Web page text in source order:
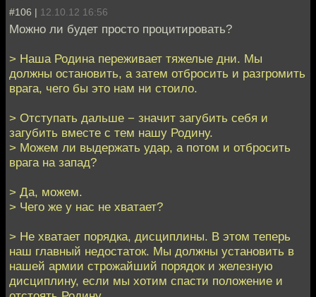
#106 | 12.10.12 16:56
Можно ли будет просто процитировать?
> Наша Родина переживает тяжелые дни. Мы
должны остановить, а затем отбросить и разгромить
врага, чего бы это нам ни стоило.
> Отступать дальше − значит загубить себя и
загубить вместе с тем нашу Родину.
> Можем ли выдержать удар, а потом и отбросить
врага на запад?
> Да, можем.
> Чего же у нас не хватает?
> Не хватает порядка, дисциплины. В этом теперь
наш главный недостаток. Мы должны установить в
нашей армии строжайший порядок и железную
дисциплину, если мы хотим спасти положение и